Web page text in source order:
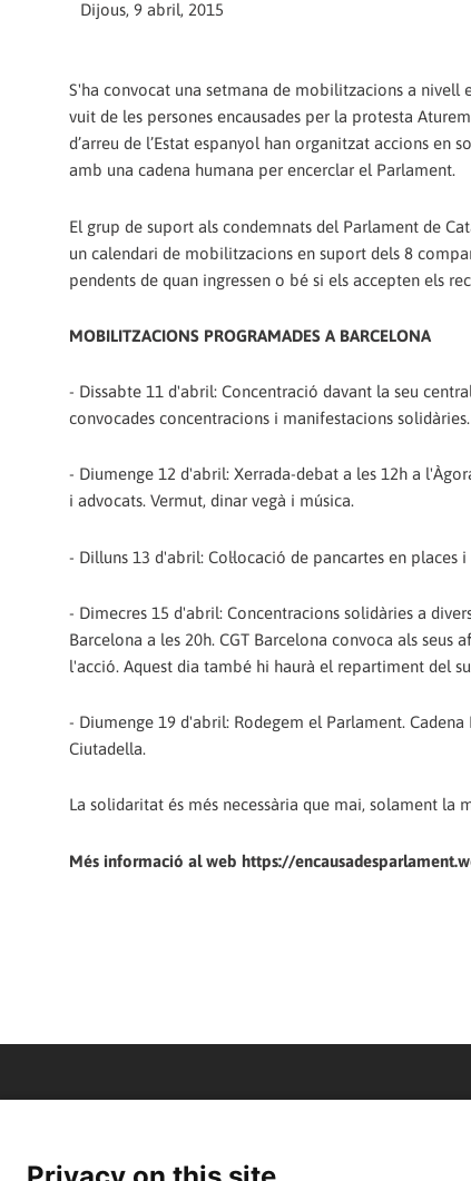
Dijous, 9 abril, 2015
S'ha convocat una setmana de mobilitzacions a nivell
vuit de les persones encausades per la protesta
d’arreu de l’Estat espanyol han organitzat accions en
amb una cadena humana per encerclar el Parlament.
El grup de suport als condemnats del Parlament de
un calendari de mobilitzacions en suport dels 8
pendents de quan ingressen o bé si els accepten els
MOBILITZACIONS PROGRAMADES A BARCELONA
- Dissabte 11 d'abril: Concentració davant la seu
convocades concentracions i manifestacions solidàries.
- Diumenge 12 d'abril: Xerrada-debat a les 12h a
i advocats. Vermut, dinar vegà i música.
- Dilluns 13 d'abril: Col·locació de pancartes en
- Dimecres 15 d'abril: Concentracions solidàries a
Barcelona a les 20h. CGT Barcelona convoca als
l'acció. Aquest dia també hi haurà el repartiment del
- Diumenge 19 d'abril: Rodegem el Parlament.
Ciutadella.
La solidaritat és més necessària que mai, solament
Més informació al web https://